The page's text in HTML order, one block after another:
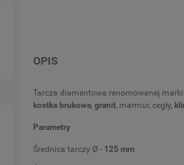
OPIS
Tarcza diamentowa renomowanej marki
kostka brukowa, granit, marmur, cegły,
Parametry
Średnica tarczy Ø - 125 mm